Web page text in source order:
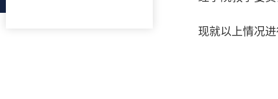
现就以上情况